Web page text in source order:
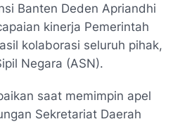
Banten Deden Apriandhi
kinerja Pemerintah
kolaborasi seluruh pihak,
Negara (ASN).
saat memimpin apel
Sekretariat Daerah